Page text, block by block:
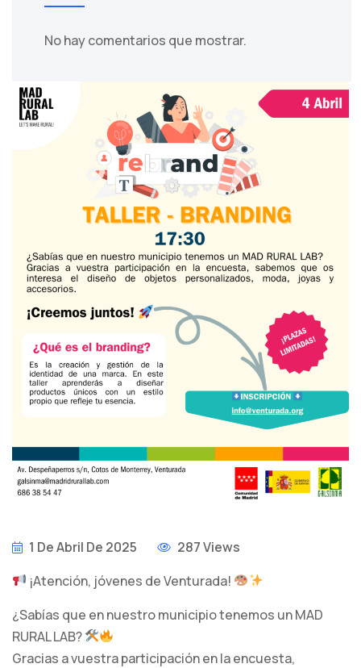
1 De Abril De 2025
287 Views
¡Atención, jóvenes de Venturada!
¿Sabías que en nuestro municipio tenemos un MAD
RURAL LAB?
Gracias a vuestra participación en la encuesta,
No hay comentarios que mostrar.